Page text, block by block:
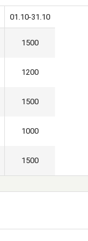
01.10-31.10
1500
1200
1500
1000
1500